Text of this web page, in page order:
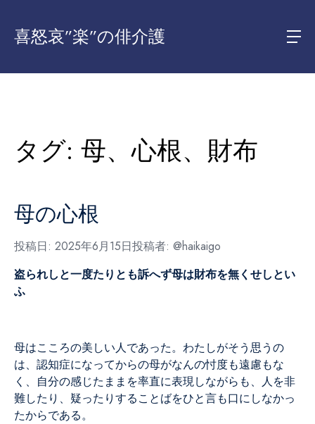
喜怒哀”楽”の俳介護
タグ: 母、心根、財布
母の心根
投稿日: 2025年6月15日投稿者: @haikaigo
盗られしと一度たりとも訴へず母は財布を無くせしとい
ふ
母はこころの美しい人であった。わたしがそう思うの
は、認知症になってからの母がなんの忖度も遠慮もな
く、自分の感じたままを率直に表現しながらも、人を非
難したり、疑ったりすることばをひと言も口にしなかっ
たからである。